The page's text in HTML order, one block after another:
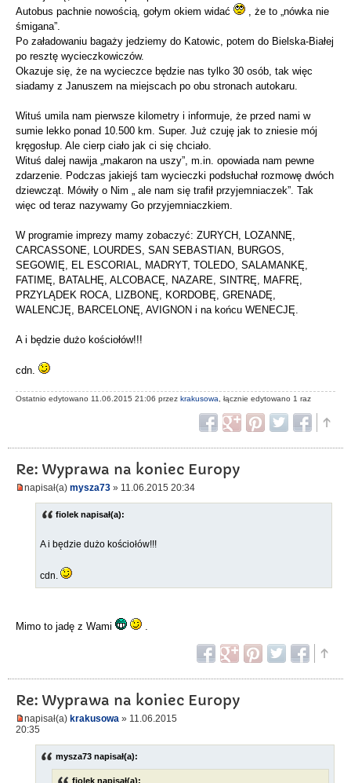
Autobus pachnie nowością, gołym okiem widać
, że to „nówka nie
śmigana”.
Po załadowaniu bagaży jedziemy do Katowic, potem do Bielska-Białej
po resztę wycieczkowiczów.
Okazuje się, że na wycieczce będzie nas tylko 30 osób, tak więc
siadamy z Januszem na miejscach po obu stronach autokaru.
Wituś umila nam pierwsze kilometry i informuje, że przed nami w
sumie lekko ponad 10.500 km. Super. Już czuję jak to zniesie mój
kręgosłup. Ale cierp ciało jak ci się chciało.
Wituś dalej nawija „makaron na uszy”, m.in. opowiada nam pewne
zdarzenie. Podczas jakiejś tam wycieczki podsłuchał rozmowę dwóch
dziewcząt. Mówiły o Nim „ ale nam się trafił przyjemniaczek”. Tak
więc od teraz nazywamy Go przyjemniaczkiem.
W programie imprezy mamy zobaczyć: ZURYCH, LOZANNĘ,
CARCASSONE, LOURDES, SAN SEBASTIAN, BURGOS,
SEGOWIĘ, EL ESCORIAL, MADRYT, TOLEDO, SALAMANKĘ,
FATIMĘ, BATALHĘ, ALCOBACĘ, NAZARE, SINTRĘ, MAFRĘ,
PRZYLĄDEK ROCA, LIZBONĘ, KORDOBĘ, GRENADĘ,
WALENCJĘ, BARCELONĘ, AVIGNON i na końcu WENECJĘ.
A i będzie dużo kościołów!!!
cdn.
Ostatnio edytowano 11.06.2015 21:06 przez krakusowa , łącznie edytowano 1 raz
Re: Wyprawa na koniec Europy
napisał(a) mysza73 » 11.06.2015 20:34
fiolek napisał(a):
A i będzie dużo kościołów!!!
cdn.
Mimo to jadę z Wami
Re: Wyprawa na koniec Europy
napisał(a) krakusowa » 11.06.2015
20:35
mysza73 napisał(a):
fiolek napisał(a):